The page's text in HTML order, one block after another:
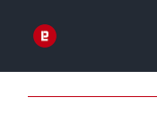
Inhalt